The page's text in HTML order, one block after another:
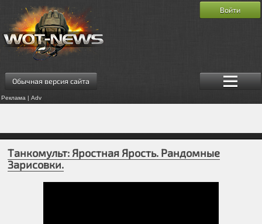
Обычная версия сайта
Реклама | Adv
Войти
Танкомульт: Яростная Ярость. Рандомные
Зарисовки.